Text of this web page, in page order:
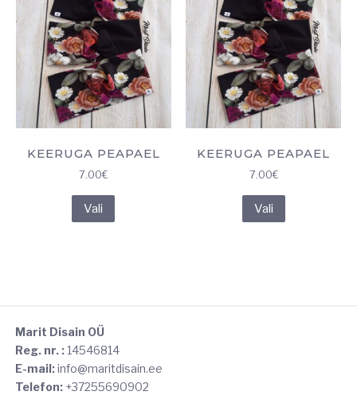
saab
teha
tootelehel.
saab
teha
tootelehel.
KEERUGA PEAPAEL
7.00€
Vali
tootelehel.
KEERUGA PEAPAEL
7.00€
Vali
Marit Disain OÜ
Reg. nr. :14546814
E-mail:info@maritdisain.ee
Telefon:+37255690902